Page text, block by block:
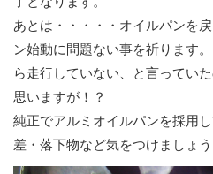
あとは・・・・・オイルパンを
ン始動に問題ない事を祈ります
ら走行していない、と言ってい
思いますが！？
純正でアルミオイルパンを採用
差・落下物など気をつけましょう